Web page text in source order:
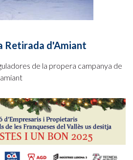
Retirada d'Amiant
de la propera campanya de